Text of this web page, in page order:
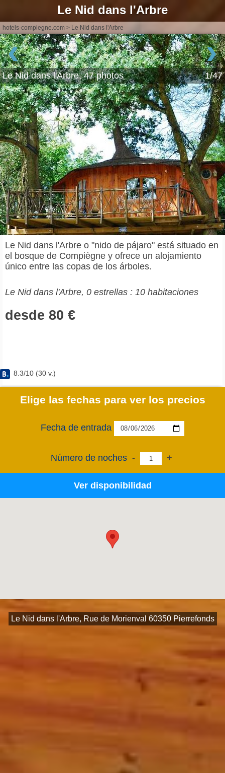
Le Nid dans l'Arbre
hotels-compiegne.com > Le Nid dans l'Arbre
‹ ›
Le Nid dans l'Arbre, 47 photos 1/47
Le Nid dans l'Arbre o "nido de pájaro" está situado en
el bosque de Compiègne y ofrece un alojamiento
único entre las copas de los árboles.
Le Nid dans l'Arbre, 0 estrellas : 10 habitaciones
desde 80 €
8.3/10 (30 v.)
Elige las fechas para ver los precios
Fecha de entrada
Número de noches - +
Ver disponibilidad
Le Nid dans l'Arbre, Rue de Morienval 60350 Pierrefonds